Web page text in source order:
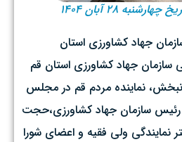
۲۸ آبان ۱۴۰۴
جهاد کشاورزی استان
جهاد کشاورزی استان قم
نماینده مردم قم در مجلس
رئیس سازمان جهاد کشاورزی،حجت
نمایندگی ولی فقیه و اعضای شورا